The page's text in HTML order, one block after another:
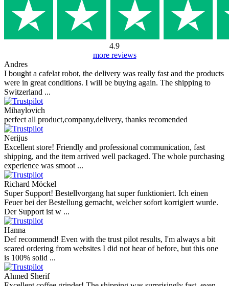
4.9
more reviews
Andres
I bought a cafelat robot, the delivery was really fast and the products
were in great conditions. I will be buying again. The shipping to
Switzerland ...
Mihaylovich
perfect all product,company,delivery, thanks recomended
Nerijus
Excellent store! Friendly and professional communication, fast
shipping, and the item arrived well packaged. The whole purchasing
experience was smoot ...
Richard Möckel
Super Support! Bestellvorgang hat super funktioniert. Ich einen
Feuer bei der Bestellung gemacht, welcher sofort korrigiert wurde.
Der Support ist w ...
Hanna
Def recommend! Even with the trust pilot results, I'm always a bit
scared ordering from websites I did not hear of before, but this one
is 100% solid ...
Ahmed Sherif